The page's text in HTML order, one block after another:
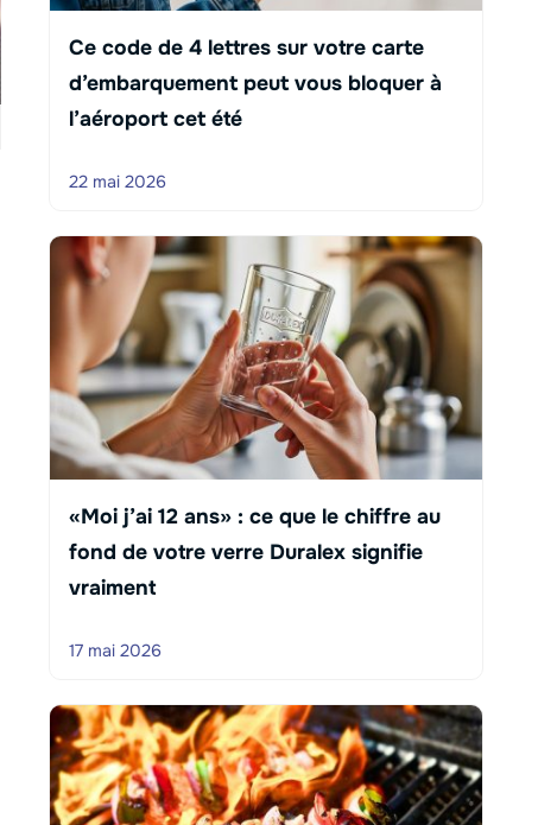
Ce code de 4 lettres sur votre carte
d’embarquement peut vous bloquer à
l’aéroport cet été
22 mai 2026
«Moi j’ai 12 ans» : ce que le chiffre au
fond de votre verre Duralex signifie
vraiment
17 mai 2026